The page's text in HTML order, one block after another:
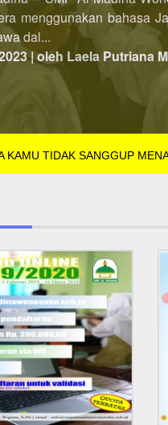
maka untuk PSB
| oleh Laela Putriana
KAMU TIDAK SANGGUP